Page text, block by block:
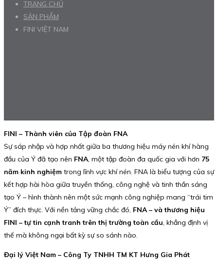
TRANG CHỦ
SẢN PHẨM
FINI VIỆT NAM
FINI – Thành viên của Tập đoàn FNA
Sự sáp nhập và hợp nhất giữa ba thương hiệu máy nén khí hàng
đầu của Ý đã tạo nên FNA, một tập đoàn đa quốc gia với hơn 75
năm kinh nghiệm trong lĩnh vực khí nén. FNA là biểu tượng của sự
kết hợp hài hòa giữa truyền thống, công nghệ và tinh thần sáng
tạo Ý – hình thành nên một sức mạnh công nghiệp mang “trái tim
Ý” đích thực. Với nền tảng vững chắc đó, FNA – và thương hiệu
FINI – tự tin cạnh tranh trên thị trường toàn cầu, khẳng định vị
thế mà không ngại bất kỳ sự so sánh nào.
Đại lý Việt Nam – Công Ty TNHH TM KT Hưng Gia Phát